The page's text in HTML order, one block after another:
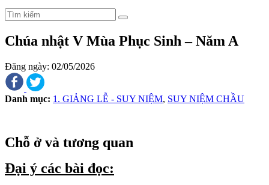
Chúa nhật V Mùa Phục Sinh – Năm A
Đăng ngày: 02/05/2026
Danh mục: 1. GIẢNG LỄ - SUY NIỆM, SUY NIỆM CHẦU
Chỗ ở và tương quan
Đại ý các bài đọc: